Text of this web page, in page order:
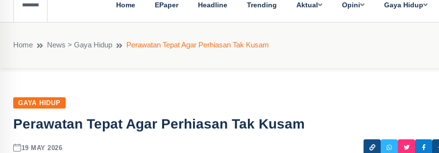
Home EPaper Headline Trending Aktual Opini Gaya Hidup
Home News > Gaya Hidup Perawatan Tepat Agar Perhiasan Tak Kusam
GAYA HIDUP
Perawatan Tepat Agar Perhiasan Tak Kusam
19 MAY 2026